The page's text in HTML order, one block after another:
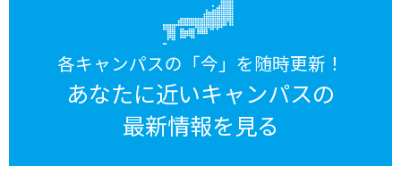
各キャンパスの「今」を随時更新！
あなたに近いキャンパスの
最新情報を見る